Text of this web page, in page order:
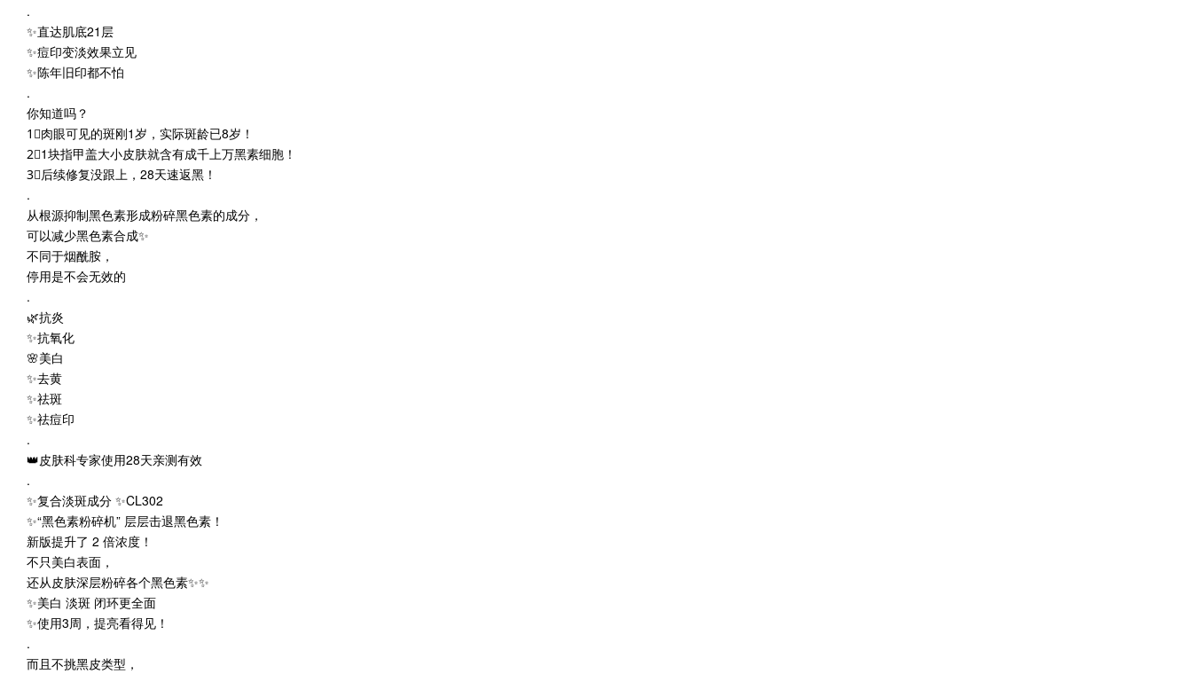
.
✨直达肌底21层
✨痘印变淡效果立见
✨陈年旧印都不怕
.
你知道吗？
1⃣️肉眼可见的斑刚1岁，实际斑龄已8岁！
2⃣️1块指甲盖大小皮肤就含有成千上万黑素细胞！
3⃣️后续修复没跟上，28天速返黑！
.
从根源抑制黑色素形成粉碎黑色素的成分，
可以减少黑色素合成✨
不同于烟酰胺，
停用是不会无效的
.
🌿抗炎
✨抗氧化
🌸美白
✨去黄
✨祛斑
✨祛痘印
.
👑皮肤科专家使用28天亲测有效
.
✨复合淡斑成分 ✨CL302
✨“黑色素粉碎机” 层层击退黑色素！
新版提升了 2 倍浓度！
不只美白表面，
还从皮肤深层粉碎各个黑色素✨✨
✨美白 淡斑 闭环更全面
✨使用3周，提亮看得见！
.
而且不挑黑皮类型，